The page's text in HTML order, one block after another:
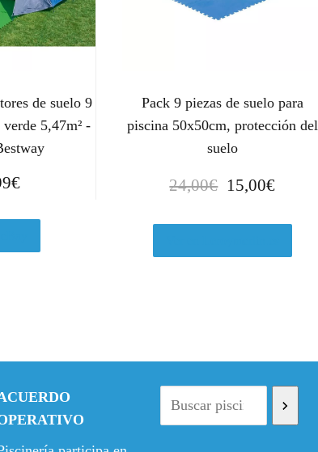
de suelo 9
5,47m² -
€
Pack 9 piezas de suelo para
piscina 50x50cm, protección del
suelo
24,00€ E
p
e
r
i
g
i
15,00€
p
e
c
t
u
a